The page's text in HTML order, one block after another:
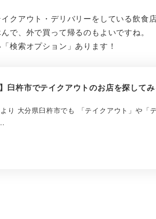
クアウト・デリバリーをしている飲食
で、外で買って帰るのもよいですね。
検索オプション」あります！
】臼杵市でテイクアウトのお店を探して
り 大分県臼杵市でも 「テイクアウト」や「